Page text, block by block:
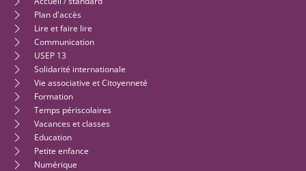
Plan d'accès
Lire et faire lire
Communication
USEP 13
Solidarité internationale
Vie associative et Citoyenneté
Formation
Temps périscolaires
Vacances et classes
Education
Petite enfance
Numérique